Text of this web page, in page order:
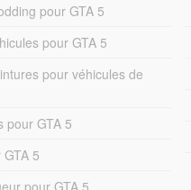
pour GTA 5
pour GTA 5
pour véhicules de
pour GTA 5
5
pour GTA 5